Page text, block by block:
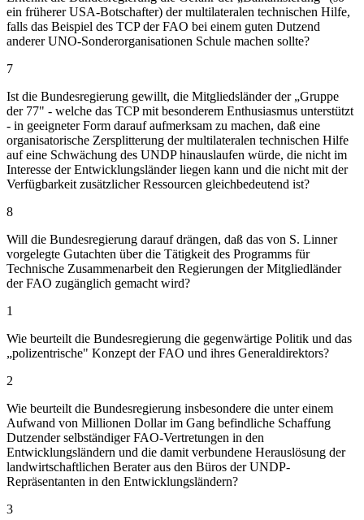
ein früherer USA-Botschafter) der multilateralen technischen Hilfe,
falls das Beispiel des TCP der FAO bei einem guten Dutzend
anderer UNO-Sonderorganisationen Schule machen sollte?
7
Ist die Bundesregierung gewillt, die Mitgliedsländer der „Gruppe
der 77" - welche das TCP mit besonderem Enthusiasmus unterstützt
- in geeigneter Form darauf aufmerksam zu machen, daß eine
organisatorische Zersplitterung der multilateralen technischen Hilfe
auf eine Schwächung des UNDP hinauslaufen würde, die nicht im
Interesse der Entwicklungsländer liegen kann und die nicht mit der
Verfügbarkeit zusätzlicher Ressourcen gleichbedeutend ist?
8
Will die Bundesregierung darauf drängen, daß das von S. Linner
vorgelegte Gutachten über die Tätigkeit des Programms für
Technische Zusammenarbeit den Regierungen der Mitgliedländer
der FAO zugänglich gemacht wird?
1
Wie beurteilt die Bundesregierung die gegenwärtige Politik und das
„polizentrische" Konzept der FAO und ihres Generaldirektors?
2
Wie beurteilt die Bundesregierung insbesondere die unter einem
Aufwand von Millionen Dollar im Gang befindliche Schaffung
Dutzender selbständiger FAO-Vertretungen in den
Entwicklungsländern und die damit verbundene Herauslösung der
landwirtschaftlichen Berater aus den Büros der UNDP-
Repräsentanten in den Entwicklungsländern?
3